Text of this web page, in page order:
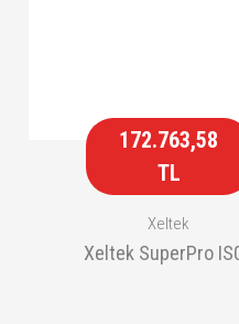
172.763,58
TL
Xeltek
Xeltek SuperPro